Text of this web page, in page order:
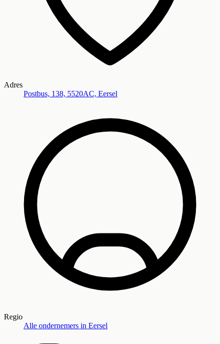
Adres
Postbus, 138, 5520AC, Eersel
Regio
Alle ondernemers in Eersel